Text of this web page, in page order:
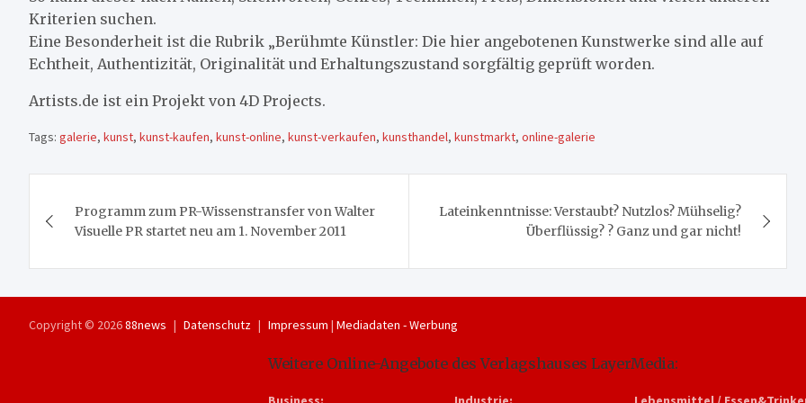
Kriterien suchen.
Eine Besonderheit ist die Rubrik „Berühmte Künstler: Die hier angebotenen Kunstwerke sind alle auf
Echtheit, Authentizität, Originalität und Erhaltungszustand sorgfältig geprüft worden.
Artists.de ist ein Projekt von 4D Projects.
Tags: galerie, kunst, kunst-kaufen, kunst-online, kunst-verkaufen, kunsthandel, kunstmarkt, online-galerie
Programm zum PR-Wissenstransfer von Walter
Visuelle PR startet neu am 1. November 2011
Lateinkenntnisse: Verstaubt? Nutzlos? Mühselig?
Überflüssig? ? Ganz und gar nicht!
Copyright © 202688news Datenschutz Impressum | Mediadaten - Werbung
Weitere Online-Angebote des Verlagshauses LayerMedia: